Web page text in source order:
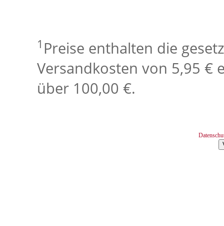
1 Preise enthalten die
Versandkosten von 5,95 €
über 100,00 €.